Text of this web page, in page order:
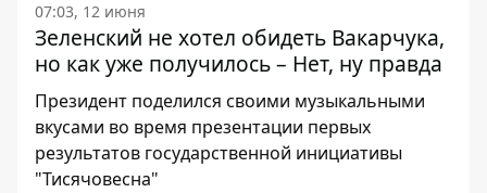
07:03, 12 июня
Зеленский не хотел обидеть Вакарчука,
но как уже получилось – Нет, ну правда
Президент поделился своими музыкальными
вкусами во время презентации первых
результатов государственной инициативы
"Тисячовесна"